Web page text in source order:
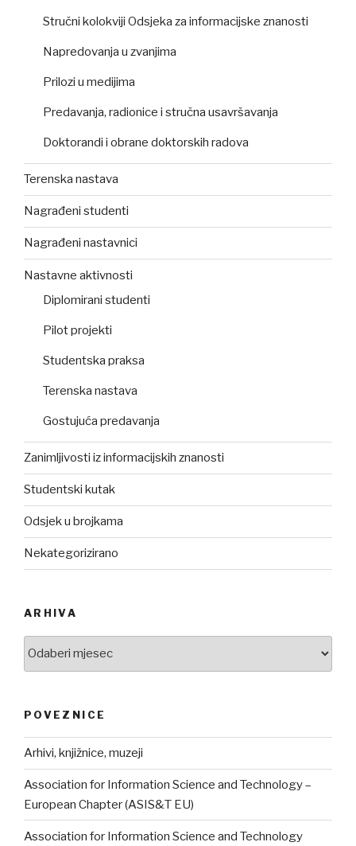
Stručni kolokviji Odsjeka za informacijske znanosti
Napredovanja u zvanjima
Prilozi u medijima
Predavanja, radionice i stručna usavršavanja
Doktorandi i obrane doktorskih radova
Terenska nastava
Nagrađeni studenti
Nagrađeni nastavnici
Nastavne aktivnosti
Diplomirani studenti
Pilot projekti
Studentska praksa
Terenska nastava
Gostujuća predavanja
Zanimljivosti iz informacijskih znanosti
Studentski kutak
Odsjek u brojkama
Nekategorizirano
ARHIVA
POVEZNICE
Arhivi, knjižnice, muzeji
Association for Information Science and Technology –
European Chapter (ASIS&T EU)
Association for Information Science and Technology